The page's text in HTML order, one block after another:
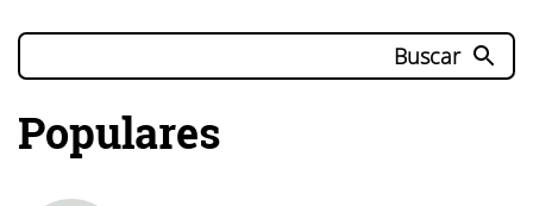
Buscar
Populares